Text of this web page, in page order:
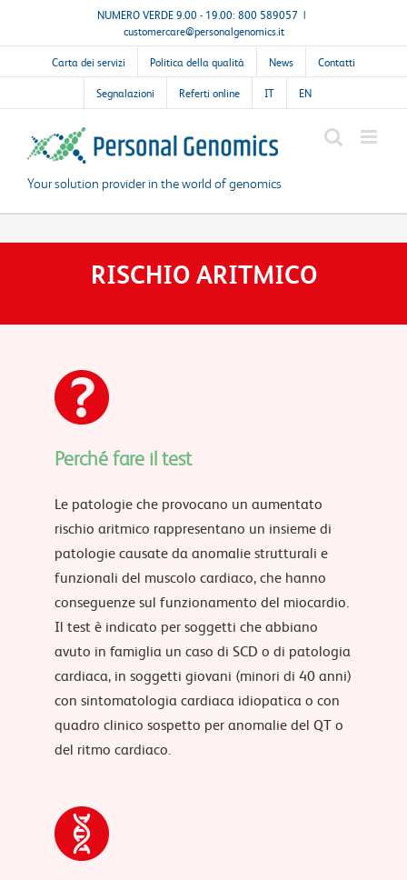
contenuto
NUMERO VERDE 9.00 - 19.00: 800 589057 |
customercare@personalgenomics.it
Carta dei servizi Politica della qualità News Contatti
Segnalazioni Referti online IT EN
Your solution provider in the world of genomics
RISCHIO ARITMICO
Perché fare il test
Le patologie che provocano un aumentato
rischio aritmico rappresentano un insieme di
patologie causate da anomalie strutturali e
funzionali del muscolo cardiaco, che hanno
conseguenze sul funzionamento del miocardio.
Il test è indicato per soggetti che abbiano
avuto in famiglia un caso di SCD o di patologia
cardiaca, in soggetti giovani (minori di 40 anni)
con sintomatologia cardiaca idiopatica o con
quadro clinico sospetto per anomalie del QT o
del ritmo cardiaco.